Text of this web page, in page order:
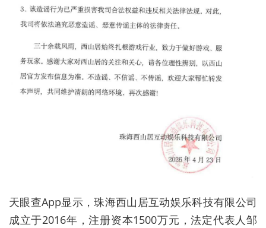
天眼查App显示，珠海西山居互动娱乐科技有限公司
成立于2016年，注册资本1500万元，法定代表人邹